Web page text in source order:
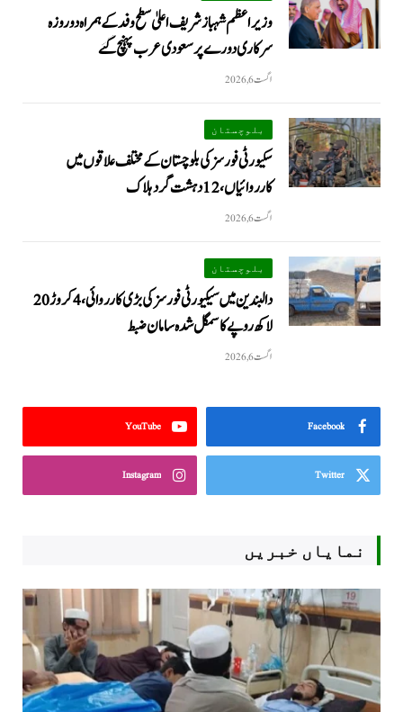
وزیراعظم شہبازشریف اعلیٰ سطح وفد کے ہمراہ دو روزه
سرکاری دورے پر سعودی عرب پہنچ گئے
اگست 6, 2026
بلوچستان
سکیورٹی فورسز کی بلوچستان کے مختلف علاقوں میں
کارروائیاں ، 12 دہشت گرد ہلاک
اگست 6, 2026
بلوچستان
دالبندین میں سیکیورٹی فورسز کی بڑی کارروائی، 4 کروڑ 20
لاکھ روپے کا سمگل شدہ سامان ضبط
اگست 6, 2026
Facebook
YouTube
Twitter
Instagram
نمایاں خبریں